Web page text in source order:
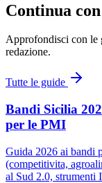
Continua
Approfondisci con le
redazione.
Tutte le guide
Bandi Sicilia
per le PMI
Guida 2026 ai bandi
(competitivita,
al Sud 2.0, strumenti